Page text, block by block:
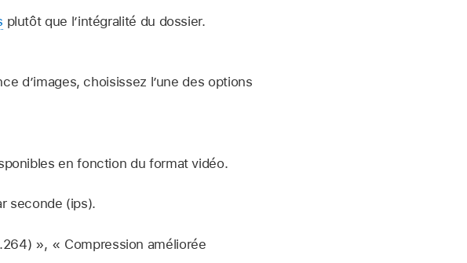
plutôt que l’intégralité du dossier.
d’images, choisissez l’une des options
en fonction du format vidéo.
seconde (ips).
», « Compression améliorée